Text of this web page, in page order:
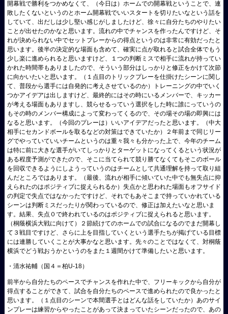
開幕戦で勝利をつかめなくて、（今日は）ホームでの開幕戦ということで、連
敗したくないというのとホーム開幕戦でいいスタートを切りたいなという話を
していて、出だしは少し堅い感じがしましたけど、徐々に自分たちのやりたい
ことが出せたのかなと思います。流れの中でチャンスを作ったんですけど、そ
れが決められない中でセットプレーからの得点というのは非常に有効だったと
思います。後半の決定的な場面も含めて、確実に点が取れると試合全体でもう
少し楽に進められると思いますけど、１つの判断ミスで相手に流れが持ってい
かれた時間帯もありましたので、そういう部分はしっかりと修正をかけて次節
に向かいたいと思います。（１点目のトリックプレーを仕掛けたシーンに関し
て、普段から選手には自発的に考えさせているのか）トレーニングの中でいく
つかアイデアは出しますけど、最終的にはその時にいるメンバーで、キッカー
が考える場面もありますし、競らせるっていう選択をした時に誰にっていうの
もその時のメンバー構成によって変わってくるので、その場その場の即興には
なると思います。（今回のプレーは）いいアイデアだったと思います。（中大
相手にセカンドボールを取るなどの対策はできていたか）２年前まで同じリー
グでやっていていいチームというのは重々我々も分かった上で、今年のチーム
は特に前に大きな選手がいてしっかりとターゲットになってくるという状況が
ある程度予測ができたので、そこに当てられて競り勝てなくてもそこのボール
を回収できるようにしようっていうのはチームとして共通理解を持って取り組
んだところではあります。（最後、流れが相手に傾いていた中でも無失点に抑
えられたのはポジティブに捉えられるか）失点かと思われた場面もオフサイド
の判定で失点ではなかったですけど、それでもあそこまで持っていかれている
シーンは判断ミスだったりが関わっているので、修正は加えたいなと思いま
す。結果、失点０で終われているのはポジティブに捉えられると思います。
（桐蔭横浜大戦に向けて）２節続けてのホームでの試合になるのでまだ開幕し
て３戦目ですけど、さらに上を目指していくという選手たちが掲げている目標
には連勝していくことが大事かなと思います。先々のことではなくて、対桐蔭
横浜でどう戦おうかというのをまた１週間かけて準備したいと思います。
・清水祐輔（国４＝柏U-18）
前半から自分たちのペースでチャンスを作れた中で、フリーキックから自分が
得点することができて、試合を自分たちのペースで進められたので良かったと
思います。（１点目のシーンで本間選手とはどんな話をしていたか）あのサイ
ンプレーは練習からやったことがあって決まっていたシーンだったので、あの